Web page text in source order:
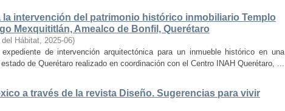
la intervención del patrimonio histórico inmobiliario Templo
Mexquititlán, Amealco de Bonfil, Querétaro
del Hábitat, 2025-06)
de intervención arquitectónica para un inmueble histórico en una
de Querétaro realizado en coordinación con el Centro INAH Querétaro, ...
a través de la revista Diseño. Sugerencias para vivir